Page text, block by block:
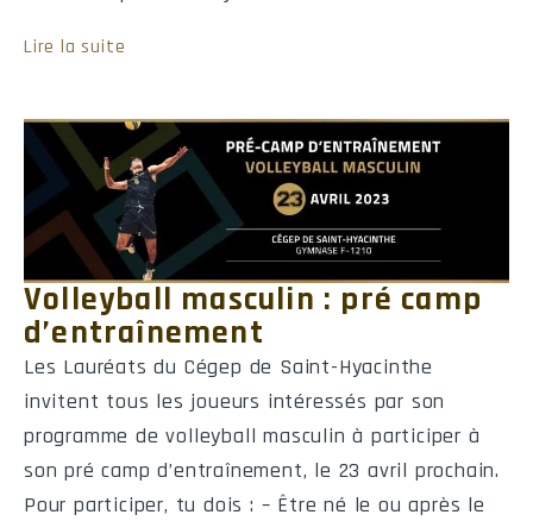
Lire la suite
Volleyball masculin : pré camp
d’entraînement
Les Lauréats du Cégep de Saint-Hyacinthe
invitent tous les joueurs intéressés par son
programme de volleyball masculin à participer à
son pré camp d’entraînement, le 23 avril prochain.
Pour participer, tu dois : – Être né le ou après le